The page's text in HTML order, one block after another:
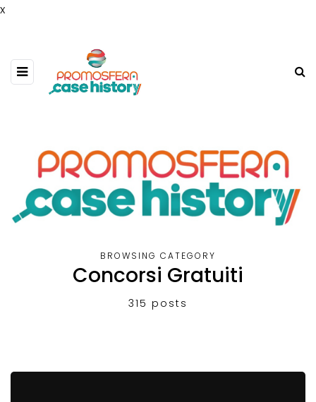
x
BROWSING CATEGORY
Concorsi Gratuiti
315 posts